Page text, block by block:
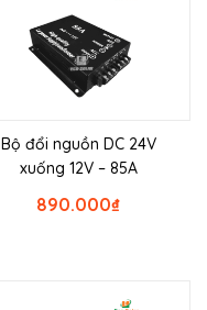
Bộ đổi nguồn DC 24V
xuống 12V – 85A
₫
890.000